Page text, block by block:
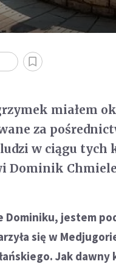
miałem
za
ludzi w ciągu
Dominik
Dominiku, jestem
się w
Jak